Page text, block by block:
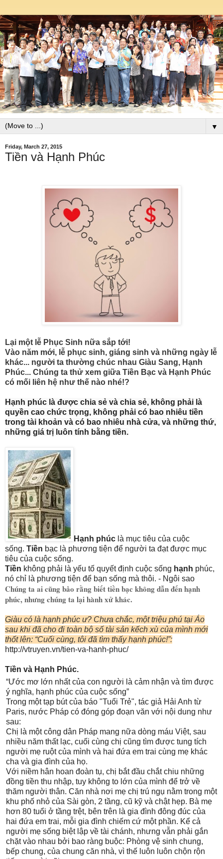
▼
Friday, March 27, 2015
Tiền và Hạnh Phúc
Lại một lễ Phục Sinh nữa sắp tới!
Vào năm mới, lễ phục sinh, giáng sinh và những ngày lễ
khác... người ta thường chúc nhau Giàu Sang, Hạnh
Phúc... Chúng ta thử xem giữa Tiền Bạc và Hạnh Phúc
có mối liên hệ như thế nào nhé!?
Hạnh phúc là được chia sẻ và chia sẻ, không phải là
quyền cao chức trọng, không phải có bao nhiêu tiền
trong tài khoản và có bao nhiêu nhà cửa, và những thứ,
những giá trị luôn tính bằng tiền.
Hạnh phúc là mục tiêu của cuộc
sống. Tiền bạc là phương tiện để người ta đạt được mục
tiêu của cuộc sống.
Tiền không phải là yếu tố quyết định cuộc sống hạnh phúc,
nó chỉ là phương tiện để bạn sống mà thôi. - Ngôi sao
Chúng ta ai cũng bảo rằng biết tiền bạc không dẫn đến hạnh
phúc, nhưng chúng ta lại hành xử khác.
Giàu có là hạnh phúc ư? Chưa chắc, một triệu phú tại Áo
sau khi đã cho đi toàn bộ số tài sản kếch xù của mình mới
thốt lên: “Cuối cùng, tôi đã tìm thấy hạnh phúc!”:
http://vtruyen.vn/tien-va-hanh-phuc/
Tiền và Hạnh Phúc.
“Ước mơ lớn nhất của con người là cảm nhận và tìm được
ý nghĩa, hạnh phúc của cuộc sống”
Trong một tạp bút của báo "Tuổi Trẻ", tác giả Hải Anh từ
Paris, nước Pháp có đóng góp đoạn văn với nội dung như
sau:
Chị là một công dân Pháp mang nữa dòng máu Việt, sau
nhiều năm thất lạc, cuối cùng chị cũng tìm được tung tích
người mẹ ruột của mình và hai đứa em trai cùng mẹ khác
cha và gia đình của họ.
Với niềm hân hoan đoàn tụ, chị bắt đầu chắt chiu những
đồng tiền thu nhập, tuy không to lớn của mình để trở về
thăm người thân. Căn nhà nơi mẹ chị trú ngụ nằm trong một
khu phố nhỏ của Sài gòn, 2 tầng, cũ kỹ và chật hẹp. Bà mẹ
hơn 80 tuổi ở tầng trệt, bên trên là gia đình đông đúc của
hai đứa em trai, mỗi gia đình chiếm cứ một phần. Kể cả
người mẹ sống biệt lập về tài chánh, nhưng vẫn phải gắn
chặt vào nhau bởi bao ràng buộc: Phòng vệ sinh chung,
bếp chung, của chung căn nhà, vì thế luôn luôn chộn rộn